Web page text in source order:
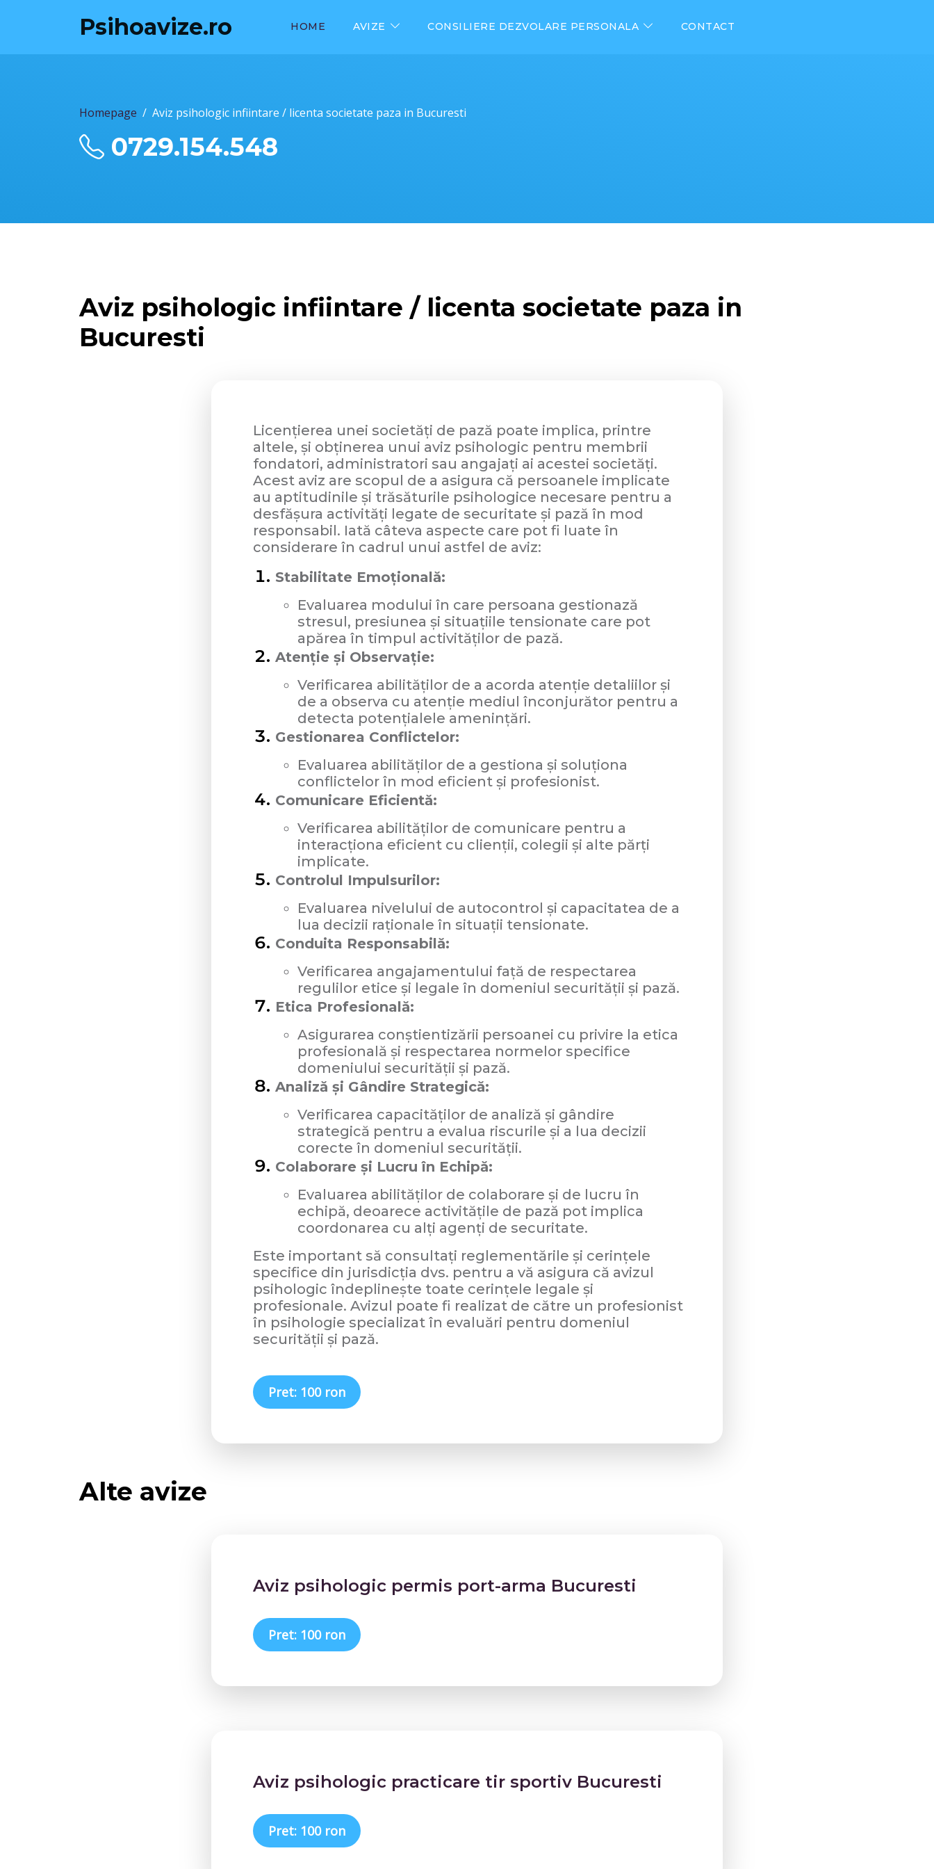
Psihoavize.ro HOME AVIZE CONSILIERE DEZVOLARE PERSONALA CONTACT
Homepage Aviz psihologic infiintare / licenta societate paza in Bucuresti
0729.154.548
Aviz psihologic infiintare / licenta societate paza in
Bucuresti
Licențierea unei societăți de pază poate implica, printre
altele, și obținerea unui aviz psihologic pentru membrii
fondatori, administratori sau angajați ai acestei societăți.
Acest aviz are scopul de a asigura că persoanele implicate
au aptitudinile și trăsăturile psihologice necesare pentru a
desfășura activități legate de securitate și pază în mod
responsabil. Iată câteva aspecte care pot fi luate în
considerare în cadrul unui astfel de aviz:
Stabilitate Emoțională:
Evaluarea modului în care persoana gestionază
stresul, presiunea și situațiile tensionate care pot
apărea în timpul activităților de pază.
Atenție și Observație:
Verificarea abilităților de a acorda atenție detaliilor și
de a observa cu atenție mediul înconjurător pentru a
detecta potențialele amenințări.
Gestionarea Conflictelor:
Evaluarea abilităților de a gestiona și soluționa
conflictelor în mod eficient și profesionist.
Comunicare Eficientă:
Verificarea abilităților de comunicare pentru a
interacționa eficient cu clienții, colegii și alte părți
implicate.
Controlul Impulsurilor:
Evaluarea nivelului de autocontrol și capacitatea de a
lua decizii raționale în situații tensionate.
Conduita Responsabilă:
Verificarea angajamentului față de respectarea
regulilor etice și legale în domeniul securității și pază.
Etica Profesională:
Asigurarea conștientizării persoanei cu privire la etica
profesională și respectarea normelor specifice
domeniului securității și pază.
Analiză și Gândire Strategică:
Verificarea capacităților de analiză și gândire
strategică pentru a evalua riscurile și a lua decizii
corecte în domeniul securității.
Colaborare și Lucru în Echipă:
Evaluarea abilităților de colaborare și de lucru în
echipă, deoarece activitățile de pază pot implica
coordonarea cu alți agenți de securitate.
Este important să consultați reglementările și cerințele
specifice din jurisdicția dvs. pentru a vă asigura că avizul
psihologic îndeplinește toate cerințele legale și
profesionale. Avizul poate fi realizat de către un profesionist
în psihologie specializat în evaluări pentru domeniul
securității și pază.
Pret: 100 ron
Alte avize
Aviz psihologic permis port-arma Bucuresti
Pret: 100 ron
Aviz psihologic practicare tir sportiv Bucuresti
Pret: 100 ron